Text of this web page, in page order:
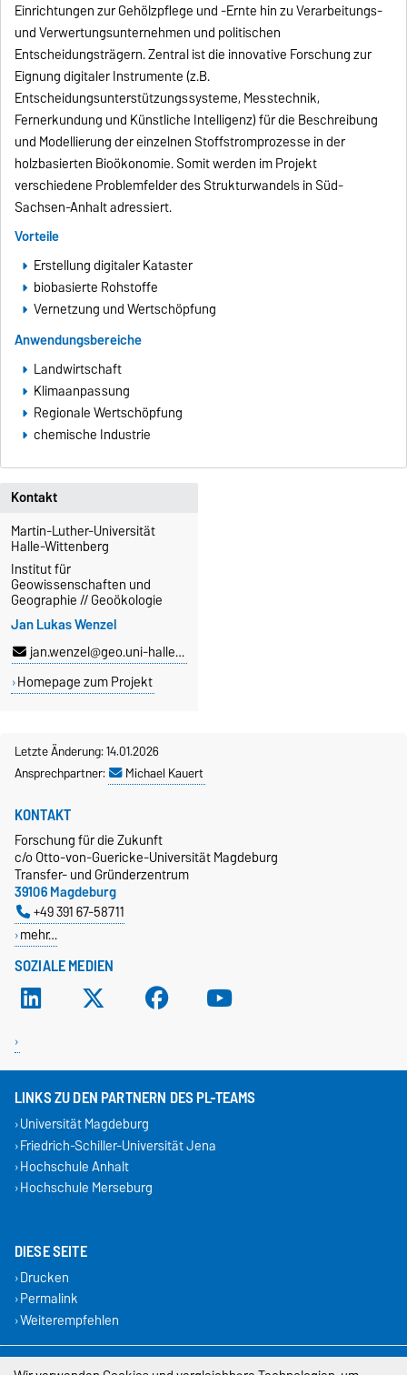
Einrichtungen zur Gehölzpflege und -Ernte hin zu Verarbeitungs-
und Verwertungsunternehmen und politischen
Entscheidungsträgern. Zentral ist die innovative Forschung zur
Eignung digitaler Instrumente (z.B.
Entscheidungsunterstützungssysteme, Messtechnik,
Fernerkundung und Künstliche Intelligenz) für die Beschreibung
und Modellierung der einzelnen Stoffstromprozesse in der
holzbasierten Bioökonomie. Somit werden im Projekt
verschiedene Problemfelder des Strukturwandels in Süd-
Sachsen-Anhalt adressiert.
Vorteile
Erstellung digitaler Kataster
biobasierte Rohstoffe
Vernetzung und Wertschöpfung
Anwendungsbereiche
Landwirtschaft
Klimaanpassung
Regionale Wertschöpfung
chemische Industrie
Kontakt
Martin-Luther-Universität
Halle-Wittenberg
Institut für
Geowissenschaften und
Geographie // Geoökologie
Jan Lukas Wenzel
jan.wenzel@geo.uni-halle.de
Homepage zum Projekt
Letzte Änderung: 14.01.2026
Ansprechpartner:
Michael Kauert
SOZIALE MEDIEN
KONTAKT
Forschung für die Zukunft
c/o Otto-von-Guericke-Universität Magdeburg
Transfer- und Gründerzentrum
39106 Magdeburg
+49 391 67-58711
mehr…
LINKS ZU DEN PARTNERN DES PL-TEAMS
Universität Magdeburg
Friedrich-Schiller-Universität Jena
Hochschule Anhalt
Hochschule Merseburg
DIESE SEITE
Drucken
Permalink
Weiterempfehlen
Impressum